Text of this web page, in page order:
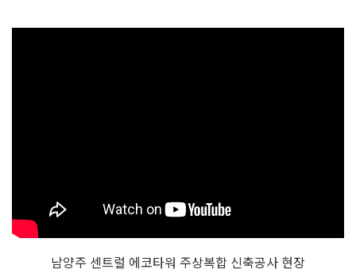
남양주 센트럴 에코타워 주상복합 신축공사 현장